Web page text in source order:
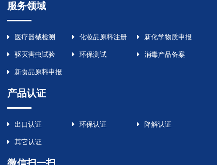
服务领域
医疗器械检测 化妆品原料注册 新化学物质申报
驱灭害虫试验 环保测试 消毒产品备案
新食品原料申报
产品认证
出口认证 环保认证 降解认证
其它认证